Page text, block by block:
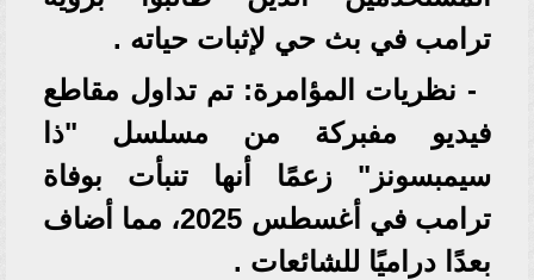
ترامب في بث حي لإثبات حياته .
- نظريات المؤامرة: تم تداول مقاطع
فيديو مفبركة من مسلسل "ذا
سيمبسونز" زعمًا أنها تنبأت بوفاة
ترامب في أغسطس 2025، مما أضاف
بعدًا دراميًا للشائعات .